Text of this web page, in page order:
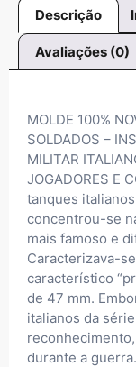
Descrição
Avaliações (0)
MOLDE 100%
SOLDADOS –
MILITAR
JOGADORES E
tanques
concentrou-se
mais famoso e
Caracterizava-
característico
de 47 mm.
italianos da
durante a